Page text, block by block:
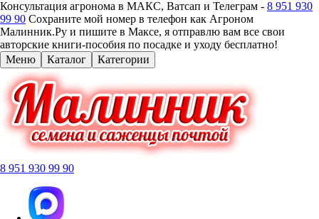
Консультация агронома в МАКС, Ватсап и Телеграм - 8 951 930
99 90 Сохраните мой номер в телефон как Агроном
Малинник.Ру и пишите в Максе, я отправлю вам все свои
авторские книги-пособия по посадке и уходу бесплатно!
Меню
Каталог Категории
8 951 930 99 90